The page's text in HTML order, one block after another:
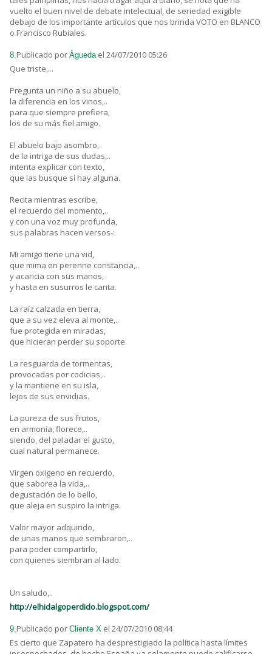
vuelto el buen nivel de debate intelectual, de seriedad exigible
debajo de los importante artículos que nos brinda VOTO en BLANCO
o Francisco Rubiales.
8.Publicado por Águeda el 24/07/2010 05:26
Que triste,...
Pregunta un niño a su abuelo,
la diferencia en los vinos,..
para que siempre prefiera,
los de su más fiel amigo.
El abuelo bajo asombro,
de la intriga de sus dudas,..
intenta explicar con texto,
que las busque si hay alguna.
Recita mientras escribe,
el recuerdo del momento,..
y con una voz muy profunda,
sus palabras hacen versos-:
Mi amigo tiene una vid,
que mima en perenne constancia,..
y acaricia con sus manos,
y hasta en susurros le canta.
La raíz calzada en tierra,
que a su vez eleva al monte,..
fue protegida en miradas,
que hicieran perder su soporte.
La resguarda de tormentas,
provocadas por codicias,..
y la mantiene en su isla,
lejos de sus envidias.
La pureza de sus frutos,
en armonía, florece,..
siendo, del paladar el gusto,
cual natural permanece.
Virgen oxigeno en recuerdo,
que saborea la vida,..
degustación de lo bello,
que aleja en suspiro la intriga.
Valor mayor adquirido,
de unas manos que sembraron,..
para poder compartirlo,
con quienes siembran al lado.
Un saludo,..
http://elhidalgoperdido.blogspot.com/
9.Publicado por Cliente X el 24/07/2010 08:44
Es cierto que Zapatero ha desprestigiado la política hasta límites